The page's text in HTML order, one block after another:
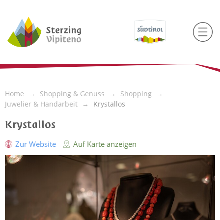
Home Shopping & Genuss
Shopping
Juwelier & Handarbeit
Krystallos
Krystallos
Zur Website Auf Karte anzeigen